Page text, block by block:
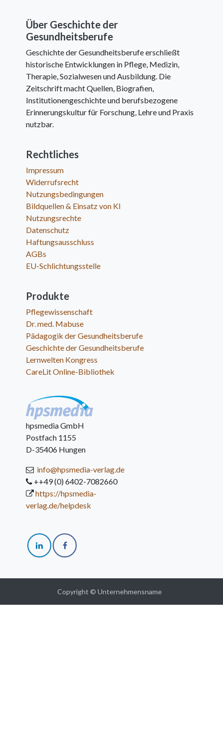
Über Geschichte der
Gesundheitsberufe
Geschichte der Gesundheitsberufe erschließt
historische Entwicklungen in Pflege, Medizin,
Therapie, Sozialwesen und Ausbildung. Die
Zeitschrift macht Quellen, Biografien,
Institutionengeschichte und berufsbezogene
Erinnerungskultur für Forschung, Lehre und Praxis
nutzbar.
Rechtliches
Impressum
Widerrufsrecht
Nutzungsbedingungen
Bildquellen & Einsatz von KI
Nutzungsrechte
Datenschutz
Haftungsausschluss
AGBs
EU-Schlichtungsstelle
Produkte
Pflegewissenschaft
Dr. med. Mabuse
Pädagogik der Gesundheitsberufe
Geschichte der Gesundheitsberufe
Lernwelten Kongress
CareLit Online-Bibliothek
hpsmedia GmbH
Postfach 1155
D-35406 Hungen
info@hpsmedia-verlag.de
++49 (0) 6402-7082660
https://hpsmedia-
verlag.de/helpdesk
Copyright © Unternehmensname